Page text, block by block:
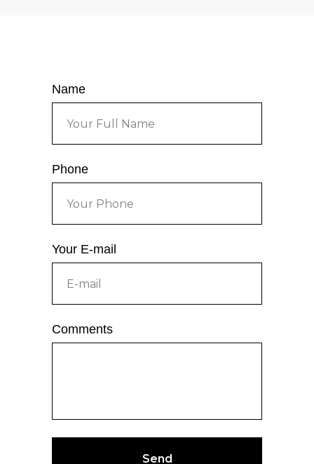
Name
Phone
Your E-mail
Comments
Send